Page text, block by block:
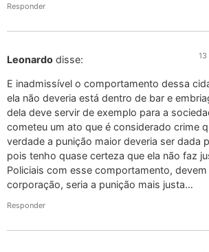
Responder
Leonardo disse: 13
E inadmissível o comportamento dessa
ela não deveria está dentro de bar e
dela deve servir de exemplo para a
cometeu um ato que é considerado crime
verdade a punição maior deveria ser dada
pois tenho quase certeza que ela não faz
Policiais com esse comportamento,
corporação, seria a punição mais justa…
Responder